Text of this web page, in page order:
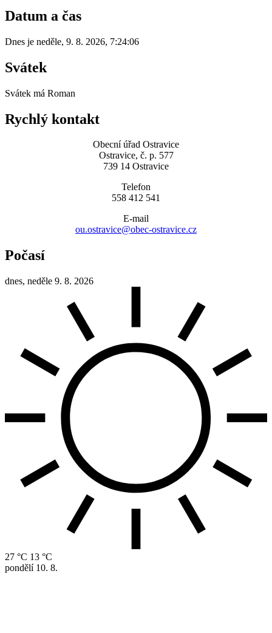
Datum a čas
Dnes je neděle, 9. 8. 2026, 7:24:06
Svátek
Svátek má Roman
Rychlý kontakt
Obecní úřad Ostravice
Ostravice, č. p. 577
739 14 Ostravice
Telefon
558 412 541
E-mail
ou.ostravice@obec-ostravice.cz
Počasí
dnes, neděle 9. 8. 2026
27 °C 13 °C
pondělí 10. 8.